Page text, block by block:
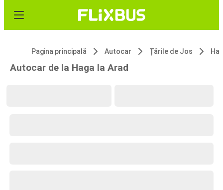
Pagina principală Autocar Țările de Jos
Autocar de la Haga la Arad